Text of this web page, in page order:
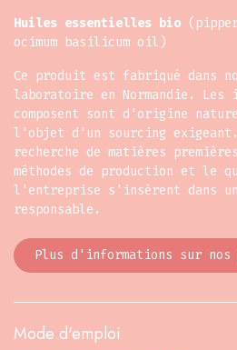
Huiles essentielles bio
ocimum basilicum oil)
Ce produit est fabriqué dans
laboratoire en Normandie.
composent sont d'origine
l'objet d'un sourcing
recherche de matières
méthodes de production et le
l'entreprise s'insèrent dans
responsable.
Plus d'informations sur nos
Mode d'emploi